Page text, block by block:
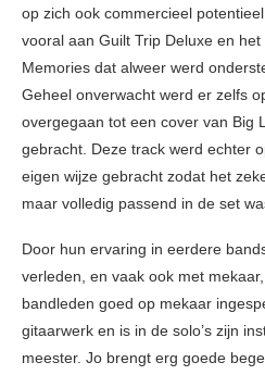
op zich ook commercieel
vooral aan Guilt Trip Deluxe en
Memories dat alweer werd
Geheel onverwacht werd er zelfs
overgegaan tot een cover van Big
gebracht. Deze track werd echter
eigen wijze gebracht zodat het
maar volledig passend in de set
Door hun ervaring in eerdere
verleden, en vaak ook met
bandleden goed op mekaar
gitaarwerk en is in de solo’s zijn
meester. Jo brengt erg goede